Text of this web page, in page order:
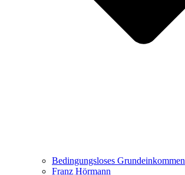
Bedingungsloses Grundeinkommen
Franz Hörmann